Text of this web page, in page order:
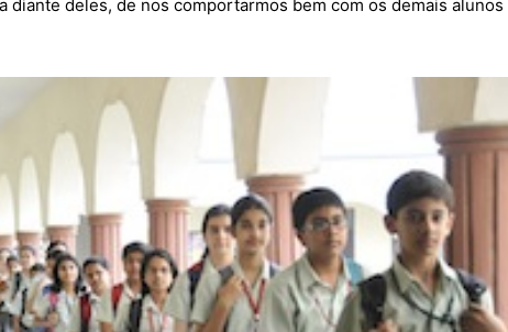
diante deles, de nos comportarmos bem com os demais alunos